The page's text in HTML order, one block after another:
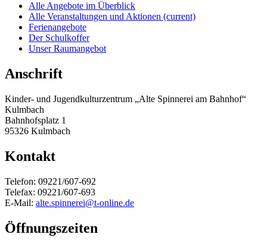
Alle Angebote im Überblick
Alle Veranstaltungen und Aktionen (current)
Ferienangebote
Der Schulkoffer
Unser Raumangebot
Anschrift
Kinder- und Jugendkulturzentrum „Alte Spinnerei am Bahnhof“
Kulmbach
Bahnhofsplatz 1
95326 Kulmbach
Kontakt
Telefon: 09221/607-692
Telefax: 09221/607-693
E-Mail: alte.spinnerei@t-online.de
Öffnungszeiten